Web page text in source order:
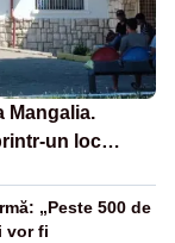
Mangalia.
un loc
„Peste 500 de
vor fi